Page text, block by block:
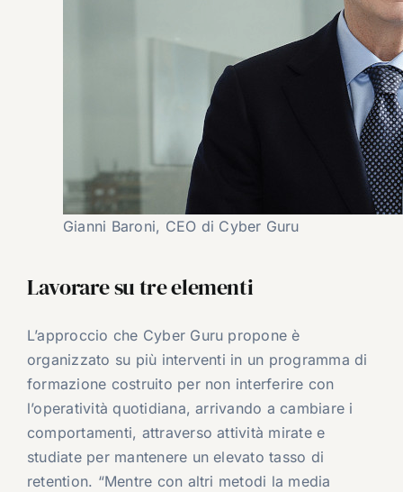
Gianni Baroni, CEO di Cyber Guru
Lavorare su tre elementi
L’approccio che Cyber Guru propone è
organizzato su più interventi in un programma di
formazione costruito per non interferire con
l’operatività quotidiana, arrivando a cambiare i
comportamenti, attraverso attività mirate e
studiate per mantenere un elevato tasso di
retention. “Mentre con altri metodi la media